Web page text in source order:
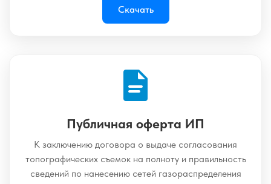
Скачать
Публичная оферта ИП
К заключению договора о выдаче согласования
топографических съемок на полноту и правильность
сведений по нанесению сетей газораспределения